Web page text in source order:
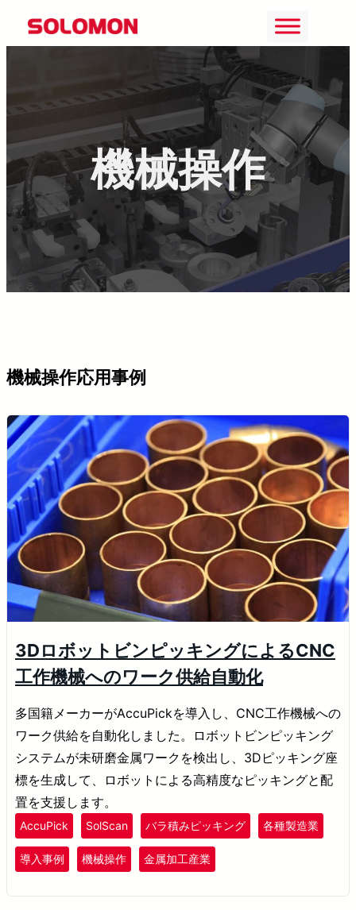
Skip
to
機械操作
機械操作応用事例
3DロボットビンピッキングによるCNC
工作機械へのワーク供給自動化
多国籍メーカーがAccuPickを導入し、CNC工作機械への
ワーク供給を自動化しました。ロボットビンピッキング
システムが未研磨金属ワークを検出し、3Dピッキング座
標を生成して、ロボットによる高精度なピッキングと配
置を支援します。
AccuPick SolScan バラ積みピッキング 各種製造業
導入事例 機械操作 金属加工産業